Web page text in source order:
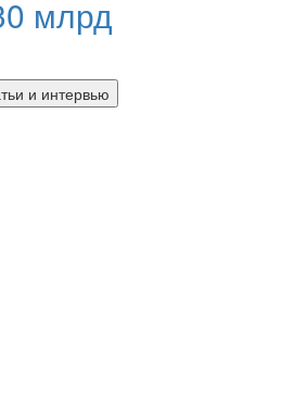
млрд
и интервью